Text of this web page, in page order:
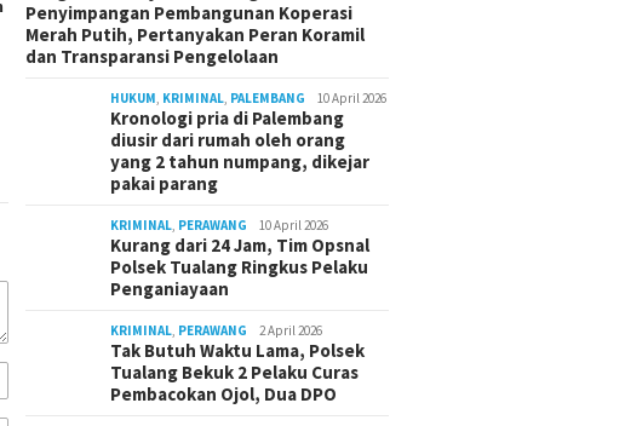
Penyimpangan Pembangunan Koperasi
Merah Putih, Pertanyakan Peran Koramil
dan Transparansi Pengelolaan
HUKUM, KRIMINAL, PALEMBANG 10 April 2026
Kronologi pria di Palembang
diusir dari rumah oleh orang
yang 2 tahun numpang, dikejar
pakai parang
KRIMINAL, PERAWANG 10 April 2026
Kurang dari 24 Jam, Tim Opsnal
Polsek Tualang Ringkus Pelaku
Penganiayaan
KRIMINAL, PERAWANG 2 April 2026
Tak Butuh Waktu Lama, Polsek
Tualang Bekuk 2 Pelaku Curas
Pembacokan Ojol, Dua DPO